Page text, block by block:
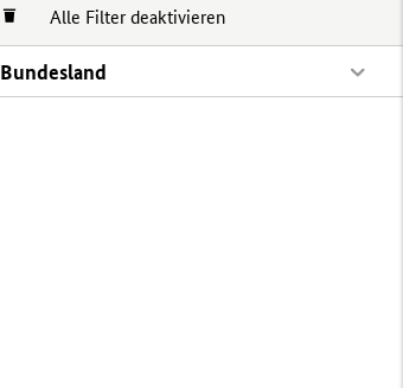
Alle Filter deaktivieren
Bundesland